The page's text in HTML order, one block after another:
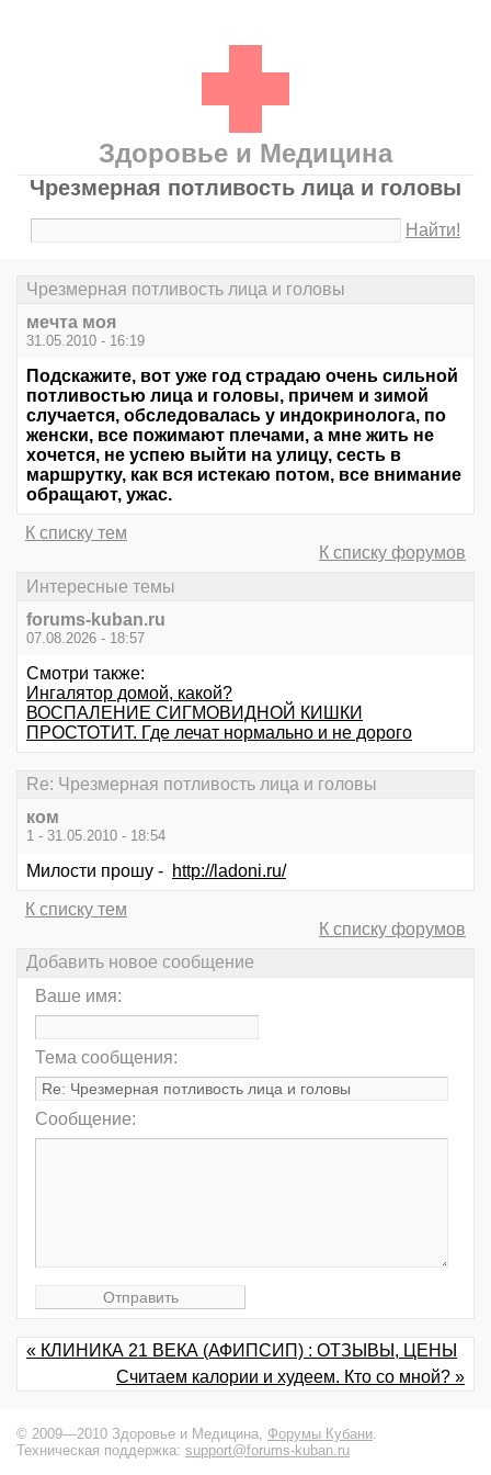
Здоровье и Медицина
Чрезмерная потливость лица и головы
Найти!
Чрезмерная потливость лица и головы
мечта моя
31.05.2010 - 16:19
Подскажите, вот уже год страдаю очень сильной
потливостью лица и головы, причем и зимой
случается, обследовалась у индокринолога, по
женски, все пожимают плечами, а мне жить не
хочется, не успею выйти на улицу, сесть в
маршрутку, как вся истекаю потом, все внимание
обращают, ужас.
К списку тем
К списку форумов
Интересные темы
forums-kuban.ru
07.08.2026 - 18:57
Смотри также:
Ингалятор домой, какой?
ВОСПАЛЕНИЕ СИГМОВИДНОЙ КИШКИ
ПРОСТОТИТ. Где лечат нормально и не дорого
Re: Чрезмерная потливость лица и головы
ком
1 - 31.05.2010 - 18:54
Милости прошу - http://ladoni.ru/
К списку тем
К списку форумов
Добавить новое сообщение
Ваше имя:
Тема сообщения:
Сообщение:
« КЛИНИКА 21 ВЕКА (АФИПСИП) : ОТЗЫВЫ, ЦЕНЫ
Считаем калории и худеем. Кто со мной? »
© 2009—2010 Здоровье и Медицина, Форумы Кубани.
Техническая поддержка: support@forums-kuban.ru